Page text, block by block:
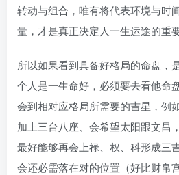
转动与组合，唯有将代表环境与时
量，才是真正决定人一生运途的重要
所以如果看到具备好格局的命盘，
个人是一生命好，必须要去看他命
会到相对应格局所需要的吉星，例
加上三台八座、会希望太阳跟文昌
最好能够再会上禄、权、科形成三
会还必需落在对的位置（好比财帛